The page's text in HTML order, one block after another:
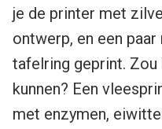
je de printer met
ontwerp, en een
tafelring geprint.
kunnen? Een
met enzymen,